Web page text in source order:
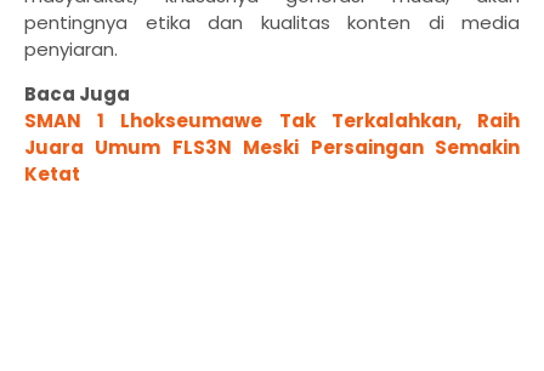
pentingnya etika dan kualitas konten di media
penyiaran.
Baca Juga
SMAN 1 Lhokseumawe Tak Terkalahkan, Raih
Juara Umum FLS3N Meski Persaingan Semakin
Ketat